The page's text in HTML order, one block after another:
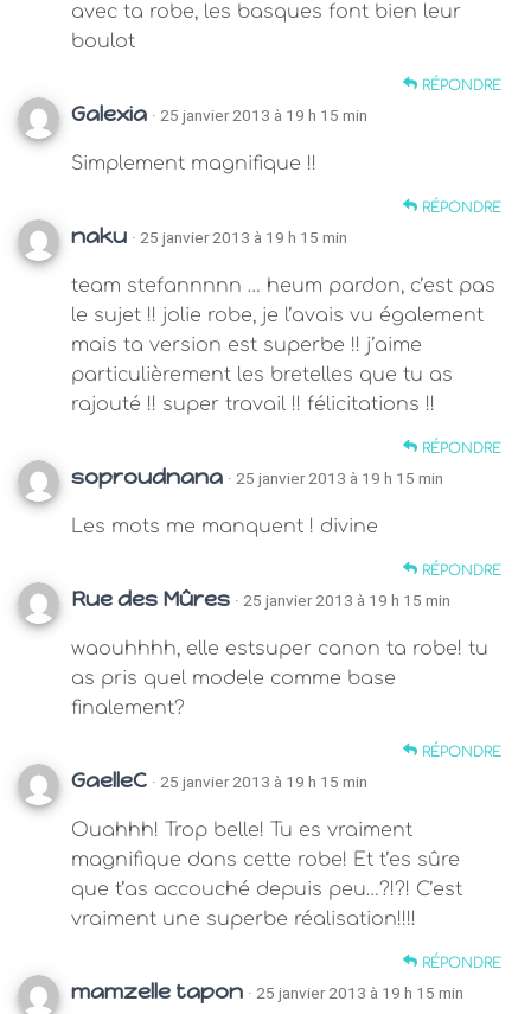
avec ta robe, les basques font bien leur
boulot
RÉPONDRE
Galexia · 25 janvier 2013 à 19 h 15 min
Simplement magnifique !!
RÉPONDRE
naku · 25 janvier 2013 à 19 h 15 min
team stefannnnn … heum pardon, c’est pas
le sujet !! jolie robe, je l’avais vu également
mais ta version est superbe !! j’aime
particulièrement les bretelles que tu as
rajouté !! super travail !! félicitations !!
RÉPONDRE
soproudnana · 25 janvier 2013 à 19 h 15 min
Les mots me manquent ! divine
RÉPONDRE
Rue des Mûres · 25 janvier 2013 à 19 h 15 min
waouhhhh, elle estsuper canon ta robe! tu
as pris quel modele comme base
finalement?
RÉPONDRE
GaelleC · 25 janvier 2013 à 19 h 15 min
Ouahhh! Trop belle! Tu es vraiment
magnifique dans cette robe! Et t’es sûre
que t’as accouché depuis peu…?!?! C’est
vraiment une superbe réalisation!!!!
RÉPONDRE
mamzelle tapon · 25 janvier 2013 à 19 h 15 min